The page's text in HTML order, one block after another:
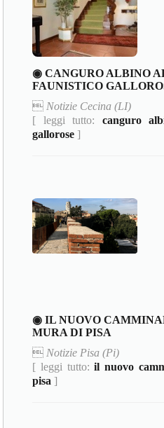
◉ CANGURO ALBINO
FAUNISTICO
 Notizie Cecina (LI)
[ leggi tutto: canguro
gallorose ]
◉ IL NUOVO
MURA DI PISA
 Notizie Pisa (Pi)
[ leggi tutto:il nuovo
pisa ]